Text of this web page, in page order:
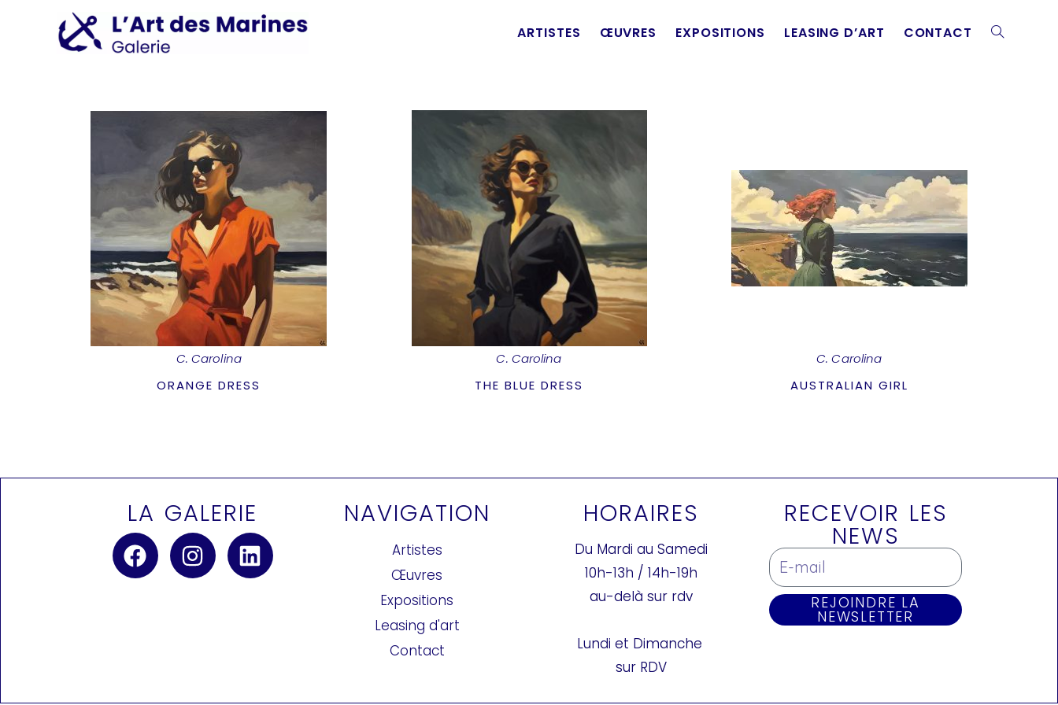
ARTISTES ŒUVRES EXPOSITIONS LEASING D’ART CONTACT
C. Carolina
ORANGE DRESS
C. Carolina
THE BLUE DRESS
C. Carolina
AUSTRALIAN GIRL
LA GALERIE NAVIGATION
Artistes
Œuvres
Expositions
Leasing d'art
Contact
HORAIRES
Du Mardi au Samedi
10h-13h / 14h-19h
au-delà sur rdv
Lundi et Dimanche
sur RDV
RECEVOIR LES
NEWS
REJOINDRE LA
NEWSLETTER